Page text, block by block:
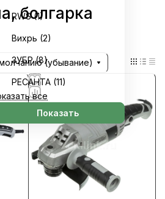
RWS (1)
Вихрь (2)
ЗУБР (8)
РЕСАНТА (11)
все
Показать
болгарка
(убывание)